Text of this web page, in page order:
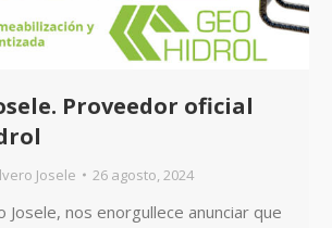
Proveedor oficial
Josele 26 agosto, 2024
Josele, nos enorgullece anunciar que